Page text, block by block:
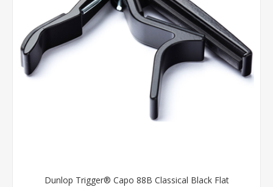
Dunlop Trigger® Capo 88B Classical Black Flat